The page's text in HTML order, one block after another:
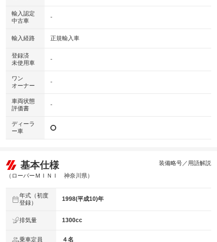
輸入認定
中古車
-
輸入経路 正規輸入車
登録済
未使用車
-
ワン
オーナー
-
車両状態
評価書
-
ディーラ
ー車
基本仕様
（ローバーＭＩＮＩ 神奈川県）
装備略号／用語解説
年式（初度
登録）
1998(平成10)年
排気量 1300cc
乗車定員 ４名